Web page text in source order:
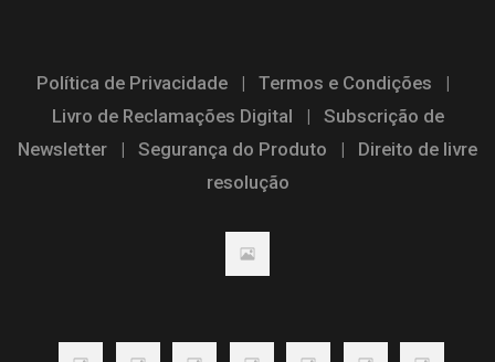
Política de Privacidade | Termos e Condições |
Livro de Reclamações Digital | Subscrição de
Newsletter | Segurança do Produto | Direito de livre
resolução